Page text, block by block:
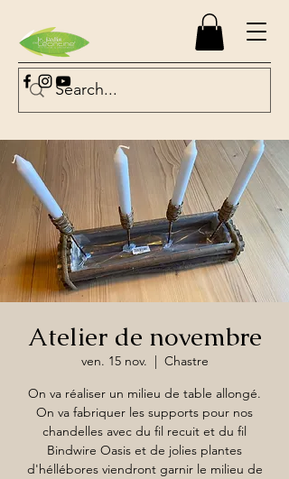
Atelier de novembre
ven. 15 nov.
  |
Chastre
On va réaliser un milieu de table allongé.
On va fabriquer les supports pour nos
chandelles avec du fil recuit et du fil
Bindwire Oasis et de jolies plantes
d'héllébores viendront garnir le milieu de